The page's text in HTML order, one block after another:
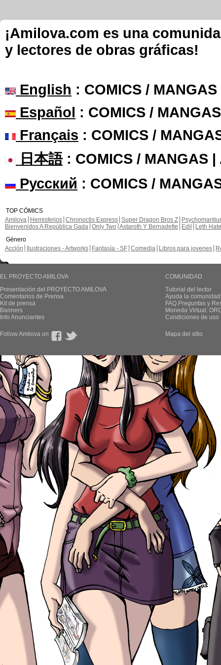
¡Amilova.com es una
y lectores de obras gráficas!
English : COMICS /
Español : COMICS /
Français : COMICS /
日本語: COMICS / MANGAS |
Русский : COMICS /
TOP CÓMICS
Amilova
Hemisferios Chronoctis Express Super Dragon Bros Z
Bienvenidos A República Gada Only Two Astaroth Y Bernadette Edil
Leth Hate
Género
Acción
Ilustraciones - Artworks Fantasía - SF Comedia Libros para jovenes
EL PROYECTO AMILOVA
Presentación del PROYECTO AMILOVA
Comentarios de Prensa
Kit de prensa
Banners
Info Anunciantes
COMUNIDAD
Tutorial del lector
Ayuda la
FAQ.Preguntas y
Moneda Virtual:
Condiciones de uso
Follow Amilova on Mapa del sitio